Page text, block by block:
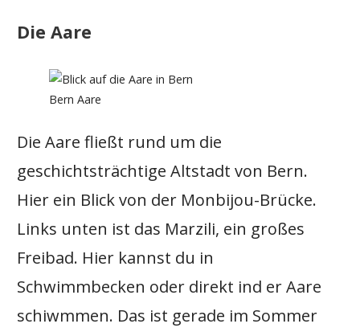
Die Aare
Bern Aare
Die Aare fließt rund um die
geschichtsträchtige Altstadt von Bern.
Hier ein Blick von der Monbijou-Brücke.
Links unten ist das Marzili, ein großes
Freibad. Hier kannst du in
Schwimmbecken oder direkt ind er Aare
schiwmmen. Das ist gerade im Sommer